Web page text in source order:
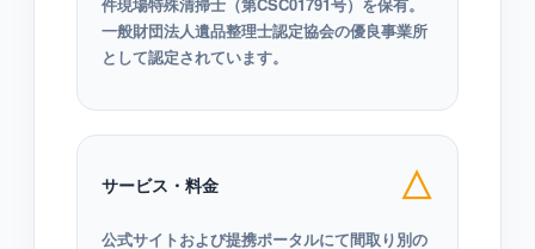
一般財団法人遺品整理士認定協会の優良事業所
として認定されています。
サービス・料金 △
公式サイトおよび提携ポータルにて間取り別の